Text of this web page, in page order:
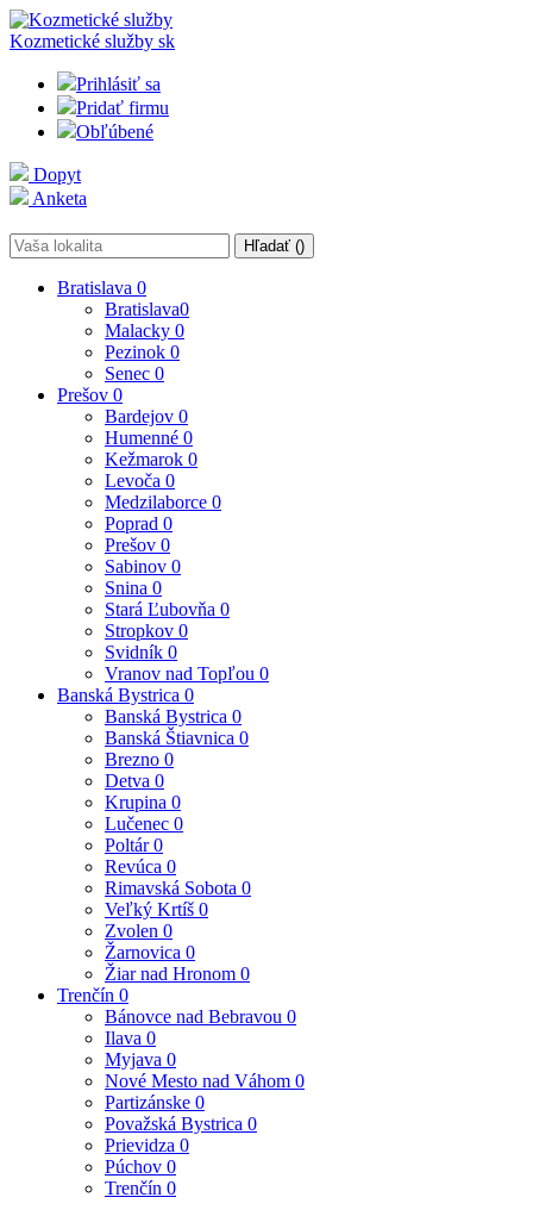
Kozmetické služby sk
Prihlásiť sa
Pridať firmu
Obľúbené
Dopyt
Anketa
Hľadať ()
Bratislava 0
Bratislava0
Malacky 0
Pezinok 0
Senec 0
Prešov 0
Bardejov 0
Humenné 0
Kežmarok 0
Levoča 0
Medzilaborce 0
Poprad 0
Prešov 0
Sabinov 0
Snina 0
Stará Ľubovňa 0
Stropkov 0
Svidník 0
Vranov nad Topľou 0
Banská Bystrica 0
Banská Bystrica 0
Banská Štiavnica 0
Brezno 0
Detva 0
Krupina 0
Lučenec 0
Poltár0
Revúca 0
Rimavská Sobota 0
Veľký Krtíš 0
Zvolen 0
Žarnovica 0
Žiar nad Hronom 0
Trenčín 0
Bánovce nad Bebravou 0
Ilava 0
Myjava 0
Nové Mesto nad Váhom 0
Partizánske 0
Považská Bystrica 0
Prievidza 0
Púchov 0
Trenčín 0